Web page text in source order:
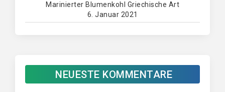
Marinierter Blumenkohl Griechische Art
6. Januar 2021
NEUESTE KOMMENTARE